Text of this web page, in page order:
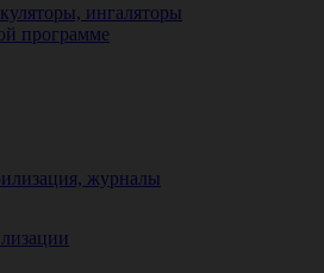
ингаляторы
программе
журналы